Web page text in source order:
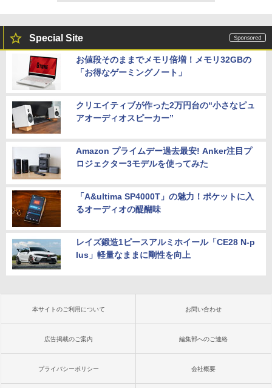
Special Site
お値段そのままでメモリ倍増！メモリ32GBの
「お得なゲーミングノート」
クリエイティブが作った2万円台の“小さなピュ
アオーディオスピーカー”
Amazon プライムデー過去最安! Anker注目プ
ロジェクター3モデルを使ってみた
「A&ultima SP4000T」の魅力！ポケットに入
るオーディオの醍醐味
レイズ鍛造1ピースアルミホイール「CE28 N-p
lus」軽量なままに剛性を向上
本サイトのご利用について お問い合わせ
広告掲載のご案内 編集部へのご連絡
プライバシーポリシー 会社概要